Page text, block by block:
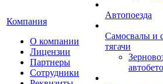
Компания
О компании
Лицензии
Партнеры
Сотрудники
Автопоезда
Самосвалы и
тягачи